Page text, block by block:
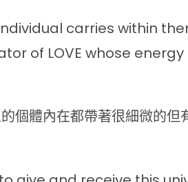
carries within
of LOVE whose
個體內在都帶著很細微的但